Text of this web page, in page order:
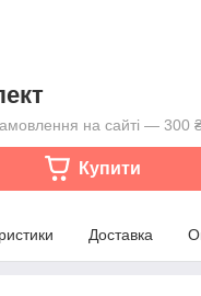
на сайті — 300
Купити
Доставка